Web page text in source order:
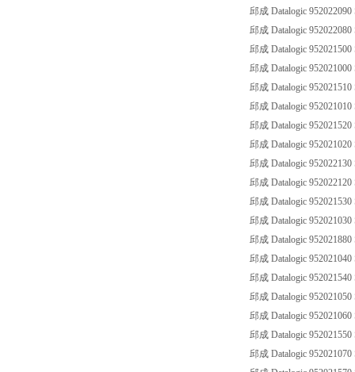
邱成 Datalogic
邱成 Datalogic
邱成 Datalogic
邱成 Datalogic
邱成 Datalogic
邱成 Datalogic
邱成 Datalogic
邱成 Datalogic
邱成 Datalogic
邱成 Datalogic
邱成 Datalogic
邱成 Datalogic
邱成 Datalogic
邱成 Datalogic
邱成 Datalogic
邱成 Datalogic
邱成 Datalogic
邱成 Datalogic
邱成 Datalogic